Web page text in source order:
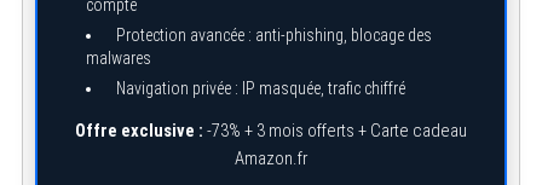
compte
Protection avancée : anti-phishing, blocage des
malwares
Navigation privée : IP masquée, trafic chiffré
Offre exclusive : -73% + 3 mois offerts + Carte cadeau
Amazon.fr